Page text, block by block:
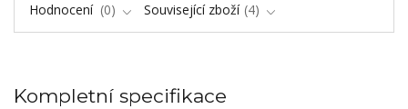
Hodnocení
0 Související zboží 4
Kompletní specifikace